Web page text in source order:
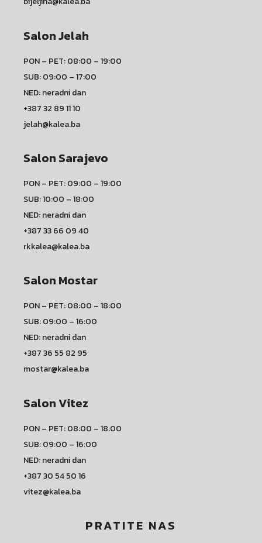
Salon Jelah
PON – PET: 08:00 – 19:00
SUB: 09:00 – 17:00
NED: neradni dan
+387 32 89 11 10
jelah@kalea.ba
Salon Sarajevo
PON – PET: 09:00 – 19:00
SUB: 10:00 – 18:00
NED: neradni dan
+387 33 66 09 40
rkkalea@kalea.ba
Salon Mostar
PON – PET: 08:00 – 18:00
SUB: 09:00 – 16:00
NED: neradni dan
+387 36 55 82 95
mostar@kalea.ba
Salon Vitez
PON – PET: 08:00 – 18:00
SUB: 09:00 – 16:00
NED: neradni dan
+387 30 54 50 16
vitez@kalea.ba
PRATITE NAS